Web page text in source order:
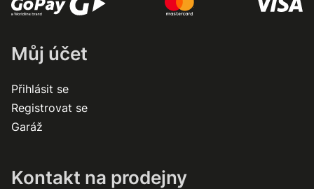
Můj účet
Přihlásit se
Registrovat se
Garáž
Kontakt na prodejny